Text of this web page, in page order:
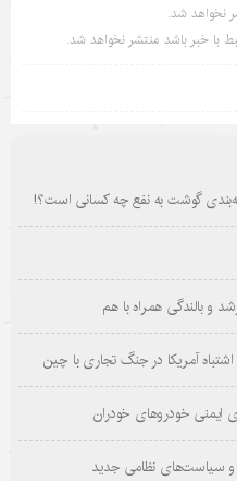
نخواهد شد.
با خبر باشد منتشر نخواهد شد.
گوشت به نفع چه کسانی است؟!
بالندگی همراه با هم
آمریکا در جنگ تجاری با چین
ایمنی خودروهای خودران
و سیاست‌های نظامی جدید